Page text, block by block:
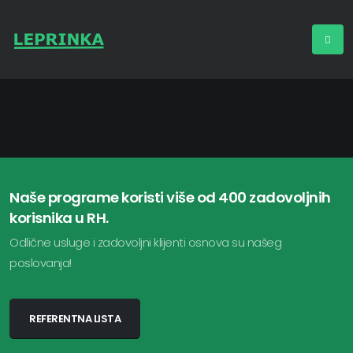
Naše programe koristi više od 400 zadovoljnih
korisnika u RH.
Odlične usluge i zadovoljni klijenti osnova su našeg
poslovanja!
REFERENTNA LISTA